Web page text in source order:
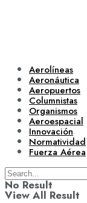
Aerolíneas
Aeronáutica
Aeropuertos
Columnistas
Organismos
Aeroespacial
Innovación
Normatividad
Fuerza Aérea
No Result
View All Result